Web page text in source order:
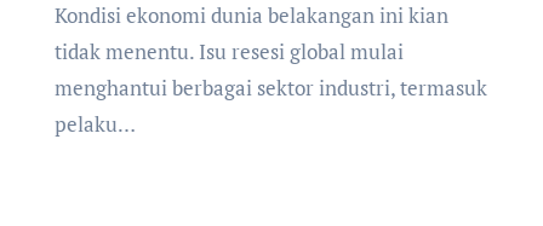
Kondisi ekonomi dunia belakangan ini kian
tidak menentu. Isu resesi global mulai
menghantui berbagai sektor industri, termasuk
pelaku…